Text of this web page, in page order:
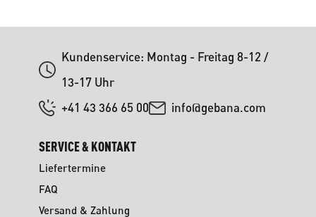
Kundenservice: Montag - Freitag 8-12 /
13-17 Uhr
+41 43 366 65 00
info@gebana.com
SERVICE & KONTAKT
Liefertermine
FAQ
Versand & Zahlung